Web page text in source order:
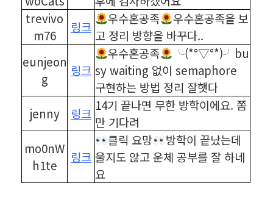
trevivo
m76
링크
우수혼공족
우수혼공족을 보
고 정리 방향을 바꾸다..
eunjeon
g
링크
우수혼공족
╰(*°▽°*)╯bu
sy waiting 없이 semaphore
구현하는 방법 정리 잘햇다
jenny
링크
14기 끝나면 무한 방학이에요. 쫌
만 기다려
mo0nW
h1te
링크
클릭 요망
방학이 끝났는데
울지도 않고 운체 공부를 잘 하네
요